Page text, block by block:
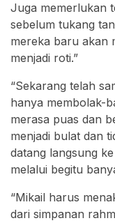
Juga memerlukan
sebelum tukang
mereka baru akan
menjadi roti.”
“Sekarang telah
hanya membolak-
merasa puas dan
menjadi bulat dan
datang langsung
melalui begitu
“Mikail harus
dari simpanan